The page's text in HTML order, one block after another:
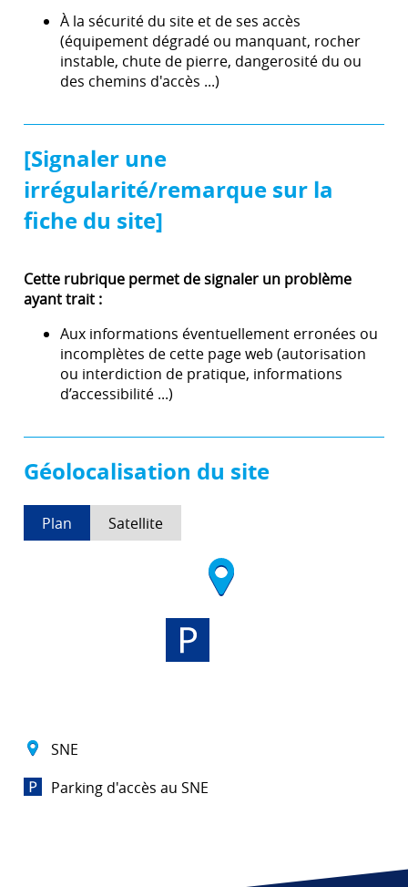
À la sécurité du site et de ses accès
(équipement dégradé ou manquant, rocher
instable, chute de pierre, dangerosité du ou
des chemins d'accès ...)
[Signaler une
irrégularité/remarque sur la
fiche du site]
Cette rubrique permet de signaler un problème
ayant trait :
Aux informations éventuellement erronées ou
incomplètes de cette page web (autorisation
ou interdiction de pratique, informations
d’accessibilité ...)
Géolocalisation du site
Plan Satellite
SNE
Parking d'accès au SNE